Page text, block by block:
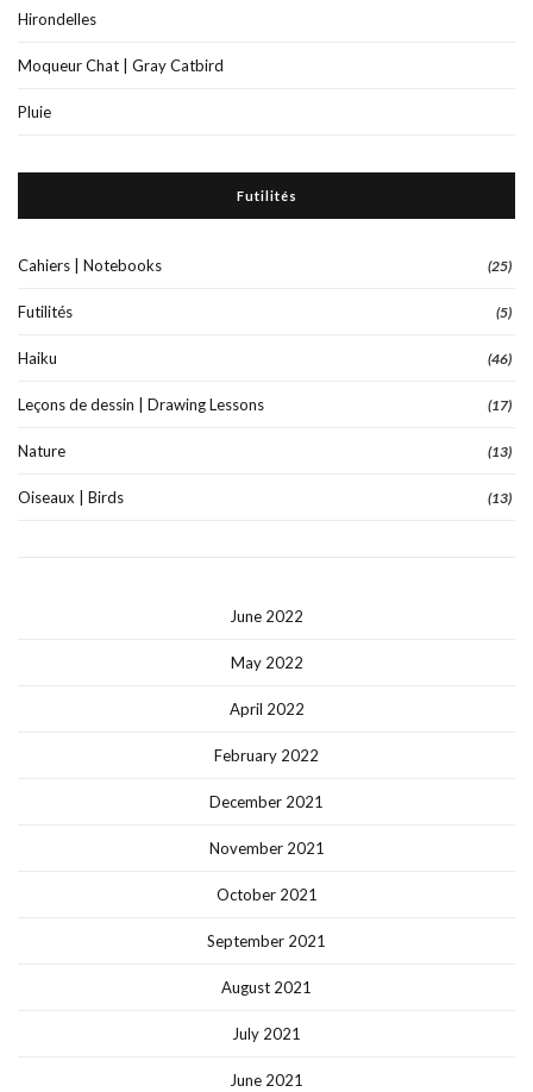
Hirondelles
Moqueur Chat | Gray Catbird
Pluie
Futilités
Cahiers | Notebooks (25)
Futilités (5)
Haiku (46)
Leçons de dessin | Drawing Lessons (17)
Nature (13)
Oiseaux | Birds (13)
June 2022
May 2022
April 2022
February 2022
December 2021
November 2021
October 2021
September 2021
August 2021
July 2021
June 2021